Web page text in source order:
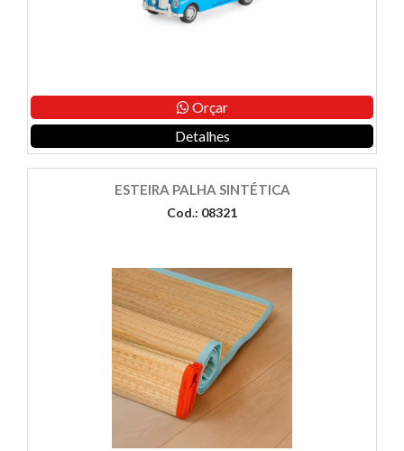
Orçar
Detalhes
ESTEIRA PALHA SINTÉTICA
Cod.: 08321